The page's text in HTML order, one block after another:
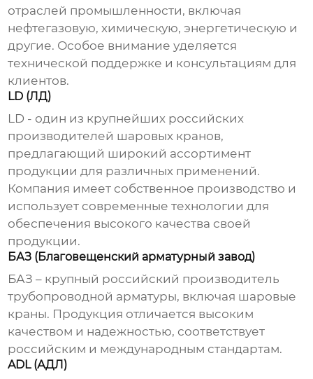
отраслей промышленности, включая
нефтегазовую, химическую, энергетическую и
другие. Особое внимание уделяется
технической поддержке и консультациям для
клиентов.
LD (ЛД)
LD - один из крупнейших российских
производителей шаровых кранов,
предлагающий широкий ассортимент
продукции для различных применений.
Компания имеет собственное производство и
использует современные технологии для
обеспечения высокого качества своей
продукции.
БАЗ (Благовещенский арматурный завод)
БАЗ – крупный российский производитель
трубопроводной арматуры, включая шаровые
краны. Продукция отличается высоким
качеством и надежностью, соответствует
российским и международным стандартам.
ADL (АДЛ)